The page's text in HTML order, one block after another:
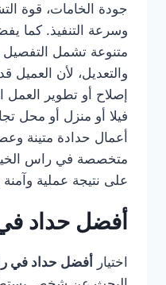
جودة الخامات، قوة
وسرعة التنفيذ. كما
متنوعة تشمل التفصيل
والتعديل، لأن العميل
إصلاح أو تطوير العمل
فيلا أو منزل أو محل
أعمال حدادة متينة
متخصصة في راس
على نتيجة عملية وآمنة
أفضل حداد
اختيار أفضل حداد في